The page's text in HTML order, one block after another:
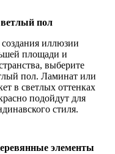
пол
иллюзии
площади и
выберите
пол. Ламинат или
в светлых оттенках
подойдут для
стиля.
элементы